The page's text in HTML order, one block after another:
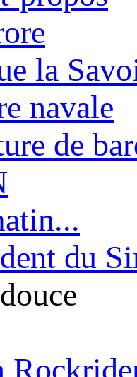
la
navale
de
du